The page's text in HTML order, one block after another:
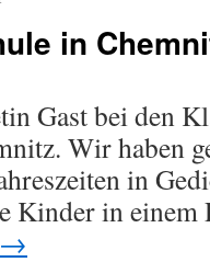
in
Gast bei den
Wir haben
in
Kinder in einem
→